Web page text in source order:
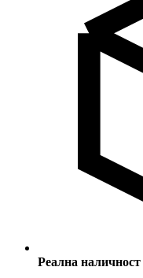
Реална наличност